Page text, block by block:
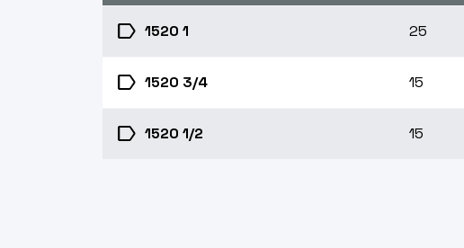
label 1520 1 25
label 1520 3/4 15
label 1520 1/2 15